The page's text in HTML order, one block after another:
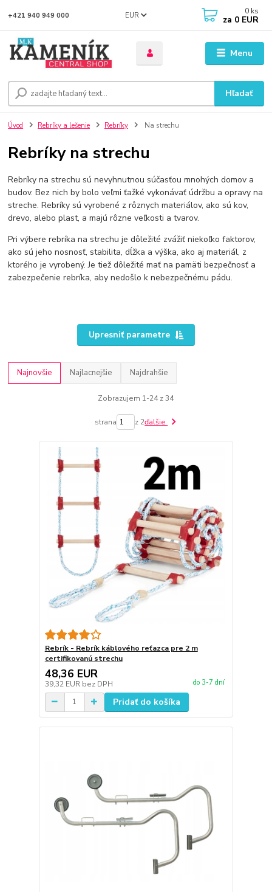
Menu
EUR
Hľadať
+421 940 949 000 0 ks
za 0 EUR
Úvod Rebríky a lešenie Rebríky Na strechu
Rebríky na strechu
Rebríky na strechu sú nevyhnutnou súčasťou mnohých domov a
budov. Bez nich by bolo veľmi ťažké vykonávať údržbu a opravy na
streche. Rebríky sú vyrobené z rôznych materiálov, ako sú kov,
drevo, alebo plast, a majú rôzne veľkosti a tvarov.
Pri výbere rebríka na strechu je dôležité zvážiť niekoľko faktorov,
ako sú jeho nosnosť, stabilita, dĺžka a výška, ako aj materiál, z
ktorého je vyrobený. Je tiež dôležité mať na pamäti bezpečnosť a
zabezpečenie rebríka, aby nedošlo k nebezpečnému pádu.
Upresniť parametre
Najnovšie Najlacnejšie Najdrahšie
Zobrazujem 1-24 z 34
strana z 2ďalšie
Rebrík - Rebrík káblového reťazca pre 2 m
certifikovanú strechu
48,36 EUR
39,32 EUR bez DPH do 3-7 dní
Pridať do košíka